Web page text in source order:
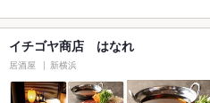
イチゴヤ商店 はなれ
居酒屋 新横浜